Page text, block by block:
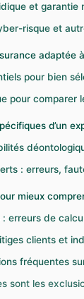
et garantie
risque et
pour bien
pour comparer
d’un
: erreurs,
mieux
: erreurs de
clients et
fréquentes
sont les